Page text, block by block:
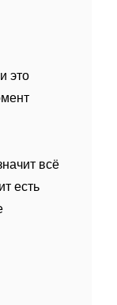
это
всё
есть